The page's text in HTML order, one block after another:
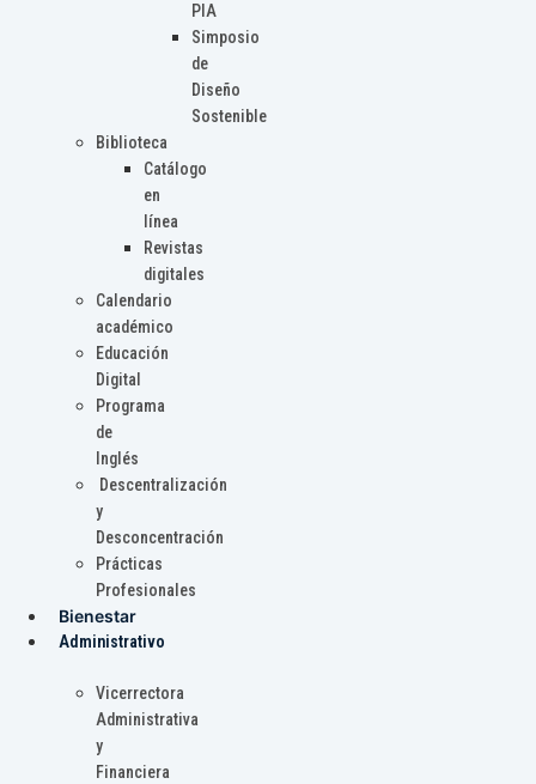
PIA
Simposio
de
Diseño
Sostenible
Biblioteca
Catálogo
en
línea
Revistas
digitales
Calendario
académico
Educación
Digital
Programa
de
Inglés
Descentralización
y
Desconcentración
Prácticas
Profesionales
Bienestar
Administrativo
Vicerrectora
Administrativa
y
Financiera